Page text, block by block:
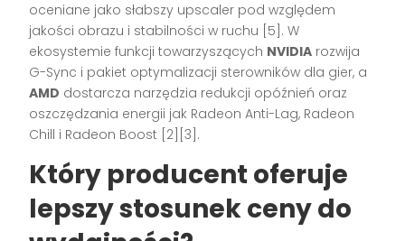
oceniane jako słabszy upscaler pod względem
jakości obrazu i stabilności w ruchu [5]. W
ekosystemie funkcji towarzyszących NVIDIA rozwija
G-Sync i pakiet optymalizacji sterowników dla gier, a
AMD dostarcza narzędzia redukcji opóźnień oraz
oszczędzania energii jak Radeon Anti-Lag, Radeon
Chill i Radeon Boost [2][3].
Który producent oferuje
lepszy stosunek ceny do